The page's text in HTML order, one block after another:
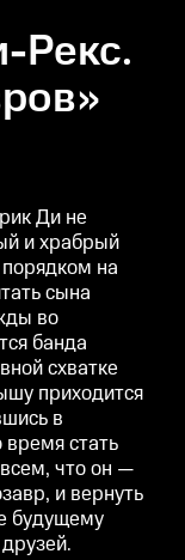
Рекс.
Ди не
и храбрый
на
сына
во
банда
схватке
приходится
в
стать
что он —
и вернуть
будущему